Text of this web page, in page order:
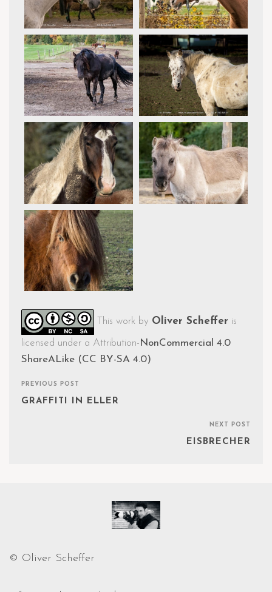
This work by Oliver Scheffer is
licensed under a Attribution- NonCommercial 4.0
ShareALike (CC BY-SA 4.0)
PREVIOUS POST
GRAFFITI IN ELLER
NEXT POST
EISBRECHER
© Oliver Scheffer